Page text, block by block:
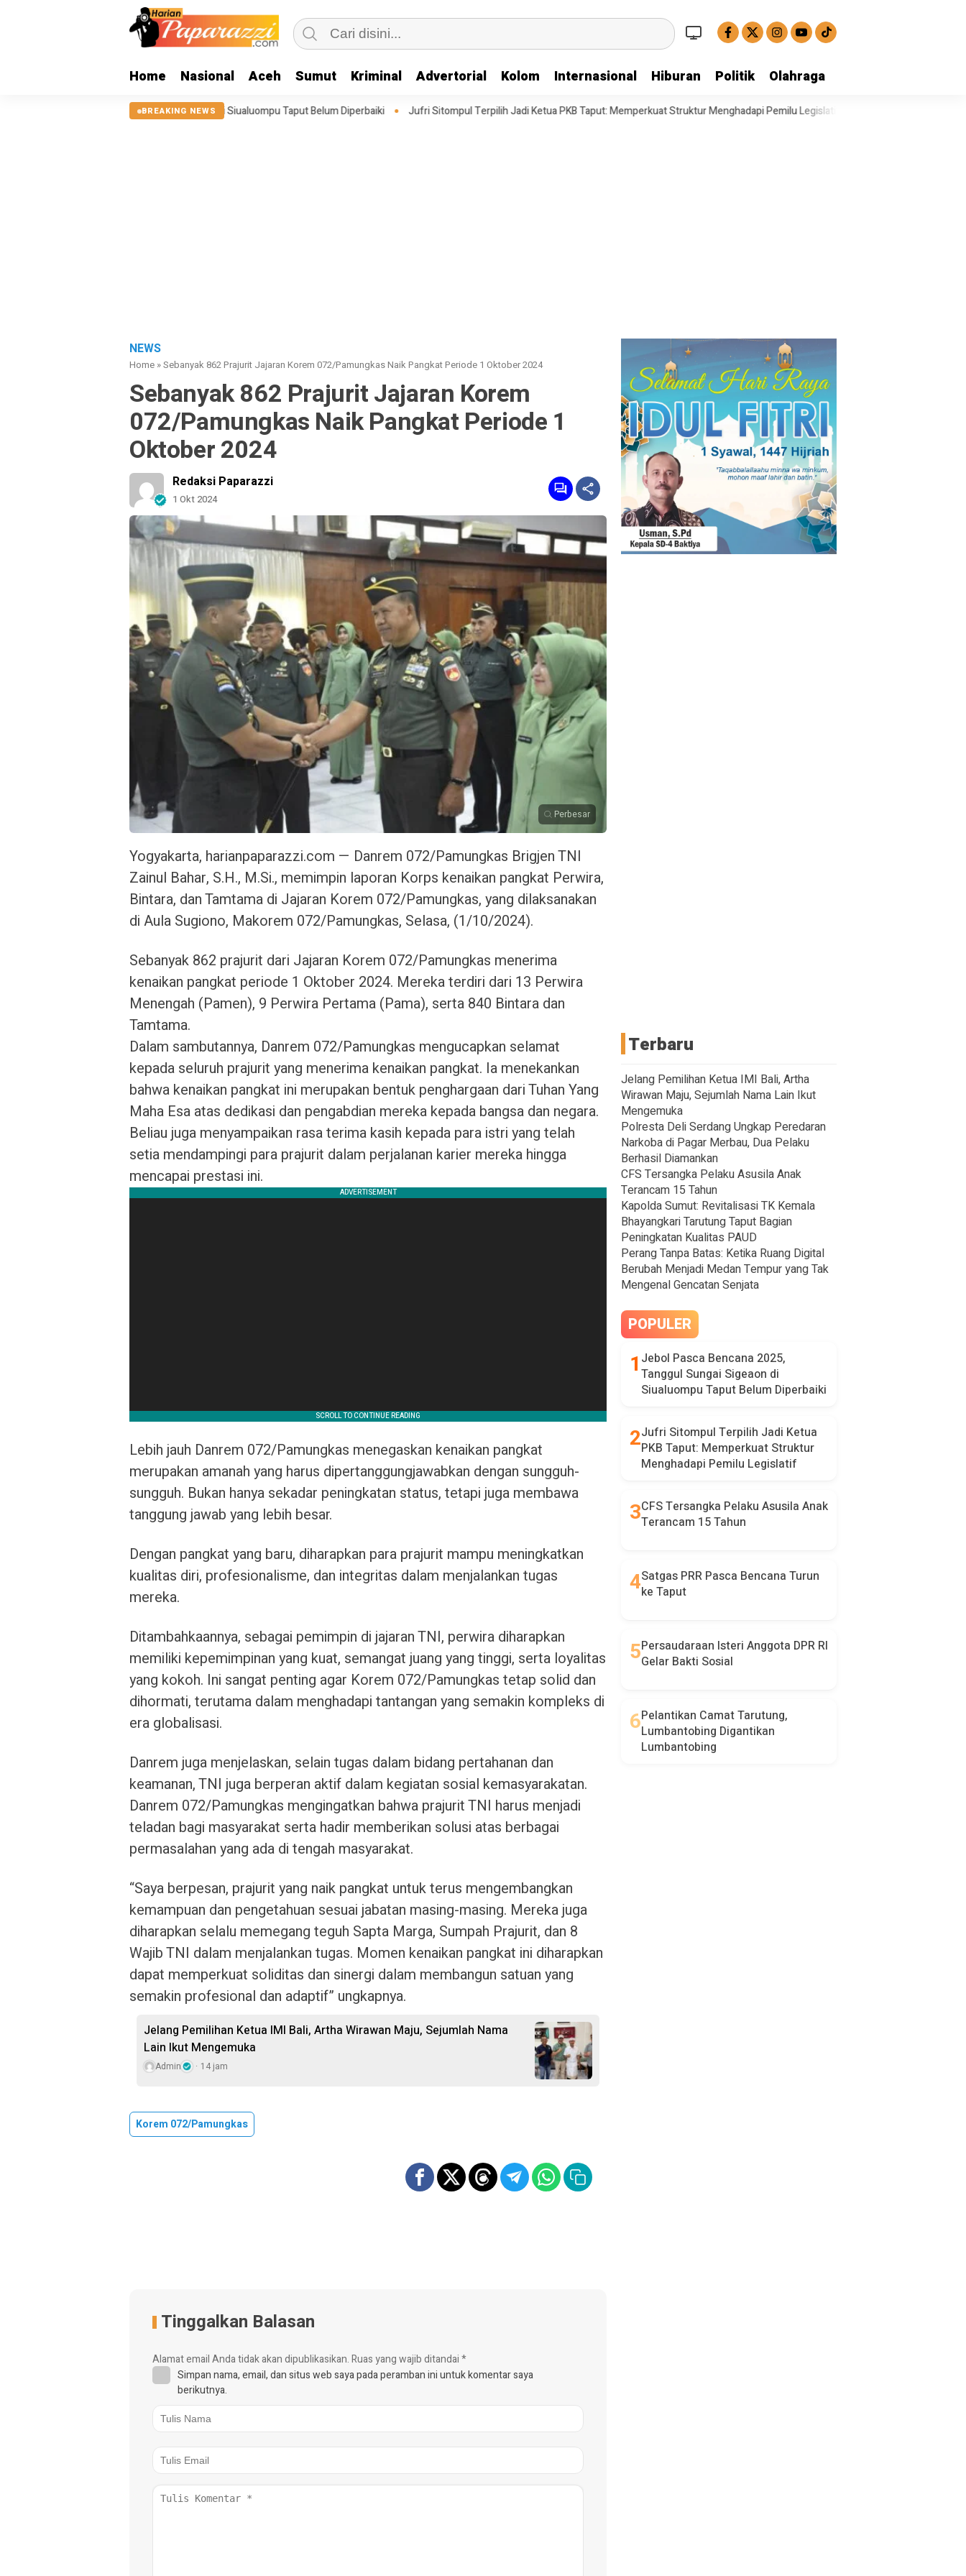
Home Nasional Aceh Sumut Kriminal Advertorial Kolom Internasional Hiburan Politik Olahraga
BREAKING NEWS
Tanggul Sungai Sigeaon di Siualuompu Taput Belum Diperbaiki Jufri Sitompul Terpilih Jadi Ketua PKB Taput: Memperkuat Struktur Menghadapi Pemilu Legislatif Operasi Satresnarkoba Polresta Deli
NEWS
Home »Sebanyak 862 Prajurit Jajaran Korem 072/Pamungkas Naik Pangkat Periode 1 Oktober 2024
Sebanyak 862 Prajurit Jajaran Korem
072/Pamungkas Naik Pangkat Periode 1
Oktober 2024
Redaksi Paparazzi
1 Okt 2024
Perbesar
Yogyakarta, harianpaparazzi.com — Danrem 072/Pamungkas Brigjen TNI
Zainul Bahar, S.H., M.Si., memimpin laporan Korps kenaikan pangkat Perwira,
Bintara, dan Tamtama di Jajaran Korem 072/Pamungkas, yang dilaksanakan
di Aula Sugiono, Makorem 072/Pamungkas, Selasa, (1/10/2024).
Sebanyak 862 prajurit dari Jajaran Korem 072/Pamungkas menerima
kenaikan pangkat periode 1 Oktober 2024. Mereka terdiri dari 13 Perwira
Menengah (Pamen), 9 Perwira Pertama (Pama), serta 840 Bintara dan
Tamtama.
Dalam sambutannya, Danrem 072/Pamungkas mengucapkan selamat
kepada seluruh prajurit yang menerima kenaikan pangkat. Ia menekankan
bahwa kenaikan pangkat ini merupakan bentuk penghargaan dari Tuhan Yang
Maha Esa atas dedikasi dan pengabdian mereka kepada bangsa dan negara.
Beliau juga menyampaikan rasa terima kasih kepada para istri yang telah
setia mendampingi para prajurit dalam perjalanan karier mereka hingga
mencapai prestasi ini.
Lebih jauh Danrem 072/Pamungkas menegaskan kenaikan pangkat
merupakan amanah yang harus dipertanggungjawabkan dengan sungguh-
sungguh. Bukan hanya sekadar peningkatan status, tetapi juga membawa
tanggung jawab yang lebih besar.
Dengan pangkat yang baru, diharapkan para prajurit mampu meningkatkan
kualitas diri, profesionalisme, dan integritas dalam menjalankan tugas
mereka.
Ditambahkaannya, sebagai pemimpin di jajaran TNI, perwira diharapkan
memiliki kepemimpinan yang kuat, semangat juang yang tinggi, serta loyalitas
yang kokoh. Ini sangat penting agar Korem 072/Pamungkas tetap solid dan
dihormati, terutama dalam menghadapi tantangan yang semakin kompleks di
era globalisasi.
Danrem juga menjelaskan, selain tugas dalam bidang pertahanan dan
keamanan, TNI juga berperan aktif dalam kegiatan sosial kemasyarakatan.
Danrem 072/Pamungkas mengingatkan bahwa prajurit TNI harus menjadi
teladan bagi masyarakat serta hadir memberikan solusi atas berbagai
permasalahan yang ada di tengah masyarakat.
“Saya berpesan, prajurit yang naik pangkat untuk terus mengembangkan
kemampuan dan pengetahuan sesuai jabatan masing-masing. Mereka juga
diharapkan selalu memegang teguh Sapta Marga, Sumpah Prajurit, dan 8
Wajib TNI dalam menjalankan tugas. Momen kenaikan pangkat ini diharapkan
dapat memperkuat soliditas dan sinergi dalam membangun satuan yang
semakin profesional dan adaptif” ungkapnya.
Jelang Pemilihan Ketua IMI Bali, Artha Wirawan Maju, Sejumlah Nama
Lain Ikut Mengemuka
Admin 14 jam
Korem 072/Pamungkas
Tinggalkan Balasan
Alamat email Anda tidak akan dipublikasikan.Ruas yang wajib ditandai*
Simpan nama, email, dan situs web saya pada peramban ini untuk komentar saya
berikutnya.
Terbaru
Jelang Pemilihan Ketua IMI Bali, Artha
Wirawan Maju, Sejumlah Nama Lain Ikut
Mengemuka
Polresta Deli Serdang Ungkap Peredaran
Narkoba di Pagar Merbau, Dua Pelaku
Berhasil Diamankan
CFS Tersangka Pelaku Asusila Anak
Terancam 15 Tahun
Kapolda Sumut: Revitalisasi TK Kemala
Bhayangkari Tarutung Taput Bagian
Peningkatan Kualitas PAUD
Perang Tanpa Batas: Ketika Ruang Digital
Berubah Menjadi Medan Tempur yang Tak
Mengenal Gencatan Senjata
POPULER
Jebol Pasca Bencana 2025,
Tanggul Sungai Sigeaon di
Siualuompu Taput Belum Diperbaiki
Jufri Sitompul Terpilih Jadi Ketua
PKB Taput: Memperkuat Struktur
Menghadapi Pemilu Legislatif
CFS Tersangka Pelaku Asusila Anak
Terancam 15 Tahun
Satgas PRR Pasca Bencana Turun
ke Taput
Persaudaraan Isteri Anggota DPR RI
Gelar Bakti Sosial
Pelantikan Camat Tarutung,
Lumbantobing Digantikan
Lumbantobing